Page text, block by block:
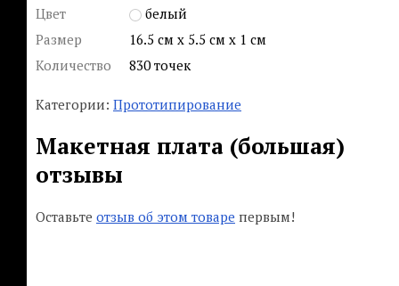
Цвет
белый
Размер
16.5 см x 5.5 см x 1 см
Количество
830 точек
Категории: Прототипирование
Макетная плата (большая)
отзывы
Оставьте отзыв об этом товаре первым!